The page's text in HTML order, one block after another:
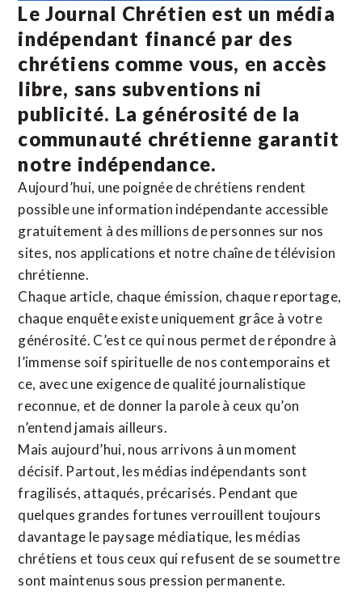
Le Journal Chrétien est un média
indépendant financé par des
chrétiens comme vous, en accès
libre, sans subventions ni
publicité. La générosité de la
communauté chrétienne garantit
notre indépendance.
Aujourd’hui, une poignée de chrétiens rendent
possible une information indépendante accessible
gratuitement à des millions de personnes sur nos
sites, nos applications et notre chaîne de télévision
chrétienne.
Chaque article, chaque émission, chaque reportage,
chaque enquête existe uniquement grâce à votre
générosité. C’est ce qui nous permet de répondre à
l’immense soif spirituelle de nos contemporains et
ce, avec une exigence de qualité journalistique
reconnue, et de donner la parole à ceux qu’on
n’entend jamais ailleurs.
Mais aujourd’hui, nous arrivons à un moment
décisif. Partout, les médias indépendants sont
fragilisés, attaqués, précarisés. Pendant que
quelques grandes fortunes verrouillent toujours
davantage le paysage médiatique, les médias
chrétiens et tous ceux qui refusent de se soumettre
sont maintenus sous pression permanente.